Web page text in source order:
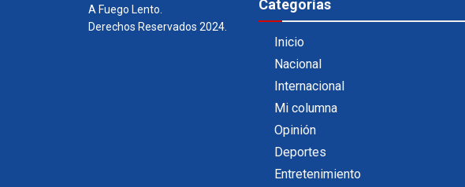
A Fuego Lento.
Derechos Reservados 2024.
Categorías
Inicio
Nacional
Internacional
Mi columna
Opinión
Deportes
Entretenimiento